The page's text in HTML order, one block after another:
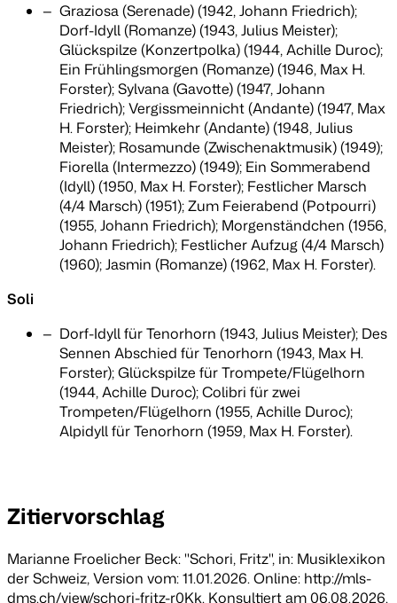
Graziosa (Serenade) (1942, Johann Friedrich);
Dorf-Idyll (Romanze) (1943, Julius Meister);
Glückspilze (Konzertpolka) (1944, Achille Duroc);
Ein Frühlingsmorgen (Romanze) (1946, Max H.
Forster); Sylvana (Gavotte) (1947, Johann
Friedrich); Vergissmeinnicht (Andante) (1947, Max
H. Forster); Heimkehr (Andante) (1948, Julius
Meister); Rosamunde (Zwischenaktmusik) (1949);
Fiorella (Intermezzo) (1949); Ein Sommerabend
(Idyll) (1950, Max H. Forster); Festlicher Marsch
(4/4 Marsch) (1951); Zum Feierabend (Potpourri)
(1955, Johann Friedrich); Morgenständchen (1956,
Johann Friedrich); Festlicher Aufzug (4/4 Marsch)
(1960); Jasmin (Romanze) (1962, Max H. Forster).
Soli
Dorf-Idyll für Tenorhorn (1943, Julius Meister); Des
Sennen Abschied für Tenorhorn (1943, Max H.
Forster); Glückspilze für Trompete/Flügelhorn
(1944, Achille Duroc); Colibri für zwei
Trompeten/Flügelhorn (1955, Achille Duroc);
Alpidyll für Tenorhorn (1959, Max H. Forster).
Zitiervorschlag
Marianne Froelicher Beck: "Schori, Fritz", in: Musiklexikon
der Schweiz, Version vom: 11.01.2026. Online: http://mls-
dms.ch/view/schori-fritz-r0Kk. Konsultiert am 06.08.2026.